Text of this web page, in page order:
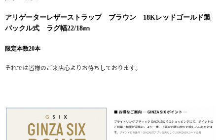
アリゲーターレザーストラップ ブラウン 18Kレッドゴールド製
バックル式 ラグ幅22/18㎜
限定本数20本
それでは皆様のご来店心よりお待ちしております。